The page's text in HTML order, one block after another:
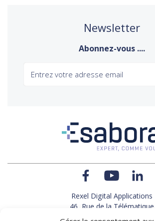
Newsletter
Abonnez-vous ....
Rexel Digital Applications
46, Rue de la Télématique
Le Polygone 42000 SAINT-